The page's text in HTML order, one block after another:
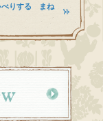
べりする まね